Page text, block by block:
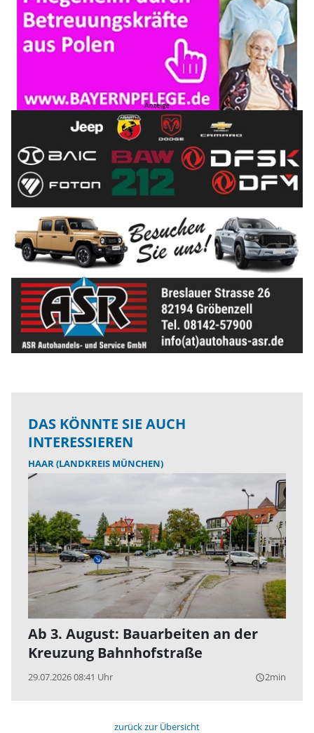
DAS KÖNNTE SIE AUCH
INTERESSIEREN
HAAR (LANDKREIS MÜNCHEN)
Ab 3. August: Bauarbeiten an der
Kreuzung Bahnhofstraße
29.07.2026 08:41 Uhr query_builder2min
zurück zur Übersicht